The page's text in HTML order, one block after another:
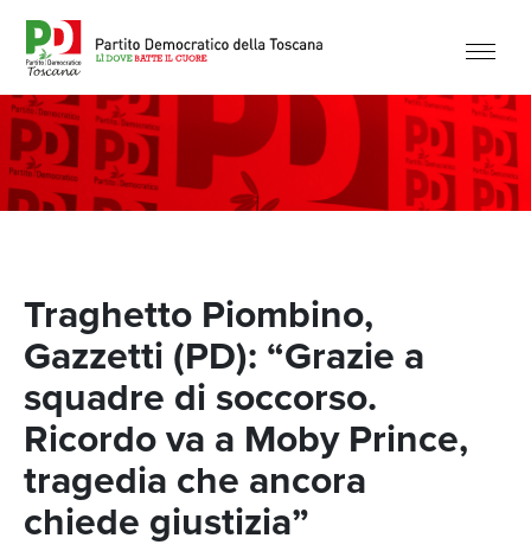
Traghetto Piombino,
Gazzetti (PD): “Grazie a
squadre di soccorso.
Ricordo va a Moby Prince,
tragedia che ancora
chiede giustizia”